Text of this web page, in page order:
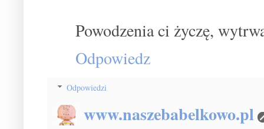
Powodzenia ci życzę,
Odpowiedz
Odpowiedzi
www.naszebabelkowo.pl